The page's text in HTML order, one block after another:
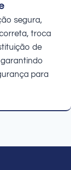
segura,
troca
de
para